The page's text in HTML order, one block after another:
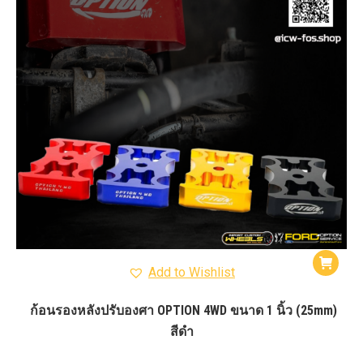
Add to Wishlist
ก้อนรองหลังปรับองศา OPTION 4WD ขนาด 1 นิ้ว (25mm)
สีดำ